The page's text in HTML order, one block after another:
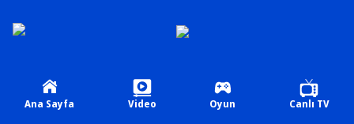
Ana Sayfa Video Oyun Canlı TV